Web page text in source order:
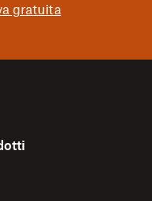
gratuita